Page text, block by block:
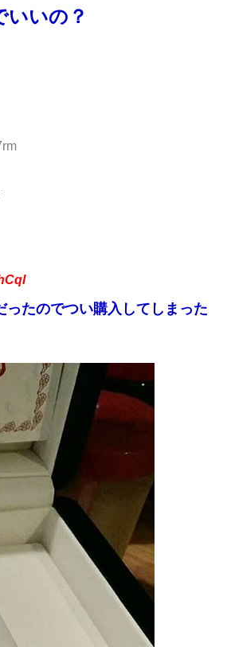
いいの？
たのでつい購入してしまった